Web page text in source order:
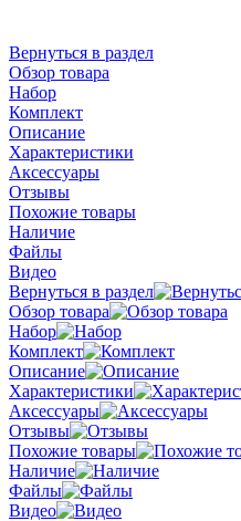
Вернуться в раздел
Обзор товара
Набор
Комплект
Описание
Характеристики
Аксессуары
Отзывы
Похожие товары
Наличие
Файлы
Видео
Вернуться в раздел
Обзор товара
Набор
Комплект
Описание
Характеристики
Аксессуары
Отзывы
Похожие товары
Наличие
Файлы
Видео